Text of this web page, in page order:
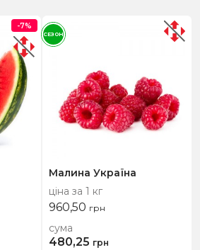
-7%
Малина Україна
ціна за 1 кг
960,50 грн
сума
480,25 грн
СЕЗОН